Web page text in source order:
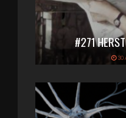
#271
30